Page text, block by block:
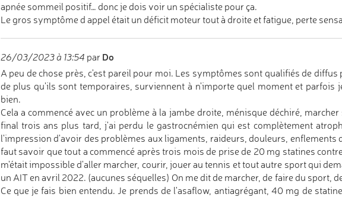
apnée sommeil positif… donc je dois voir un spécialiste pour ça.
Le gros symptôme d appel était un déficit moteur tout à droite et fatigue, perte
26/03/2023 à 13:54 par Do
A peu de chose près, c'est pareil pour moi. Les symptômes sont qualifiés de diffus
de plus qu'ils sont temporaires, surviennent à n'importe quel moment et parfois
bien.
Cela a commencé avec un problème à la jambe droite, ménisque déchiré,
final trois ans plus tard, j'ai perdu le gastrocnémien qui est complètement
l'impression d'avoir des problèmes aux ligaments, raideurs, douleurs, enflements
faut savoir que tout a commencé après trois mois de prise de 20 mg statines
m'était impossible d'aller marcher, courir, jouer au tennis et tout autre sport qui
un AIT en avril 2022. (aucunes séquelles) On me dit de marcher, de faire du sport,
Ce que je fais bien entendu. Je prends de l'asaflow, antiagrégant, 40 mg de